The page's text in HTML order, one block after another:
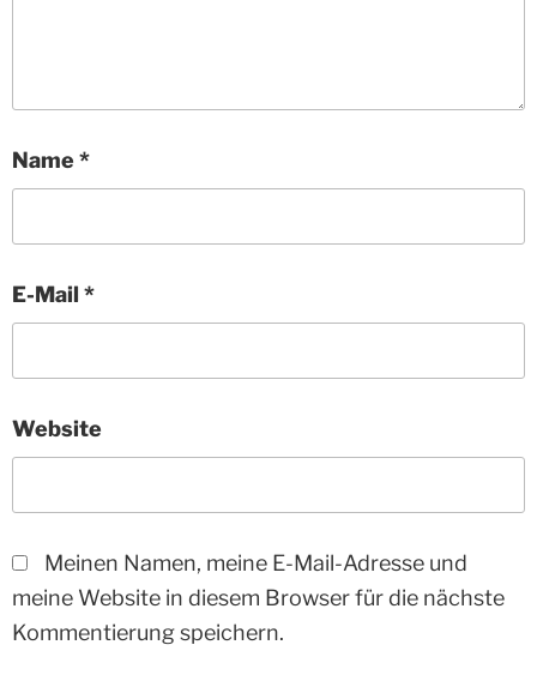
Name *
E-Mail *
Website
Meinen Namen, meine E-Mail-Adresse und
meine Website in diesem Browser für die nächste
Kommentierung speichern.